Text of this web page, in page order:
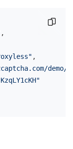
,
,
demo/